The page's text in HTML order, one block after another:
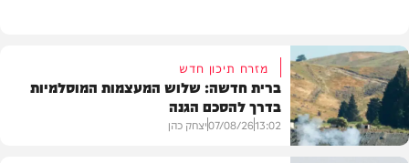
מזרח תיכון חדש
ברית חדשה: שלוש המעצמות המוסלמיות
בדרך להסכם הגנה
13:02
07/08/26יצחק כהן